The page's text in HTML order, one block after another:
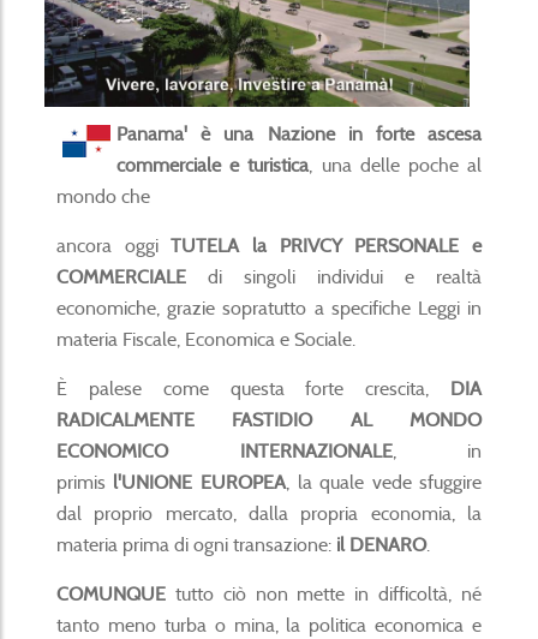
Panama' è una Nazione in forte ascesa
commerciale e turistica, una delle poche al
mondo che
ancora oggiTUTELA la PRIVCY PERSONALE e
COMMERCIALEdi singoli individui e realtà
economiche, grazie sopratutto a specifiche Leggi in
materia Fiscale, Economica e Sociale.
È palese come questa forte crescita, DIA
RADICALMENTE FASTIDIO AL MONDO
ECONOMICO INTERNAZIONALE, in
primis l'UNIONE EUROPEA, la quale vede sfuggire
dal proprio mercato, dalla propria economia, la
materia prima di ogni transazione: il DENARO.
COMUNQUEtutto ciò non mette in difficoltà, né
tanto meno turba o mina, la politica economica e